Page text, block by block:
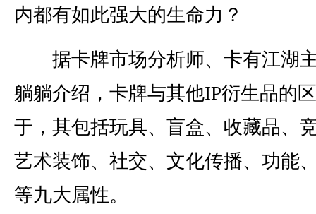
内都有如此强大的生命力？
据卡牌市场分析师、卡有江湖
躺躺介绍，卡牌与其他IP衍生品的
于，其包括玩具、盲盒、收藏品、
艺术装饰、社交、文化传播、功能
等九大属性。